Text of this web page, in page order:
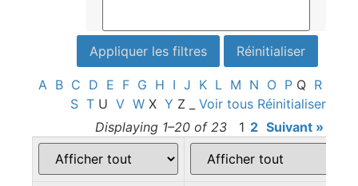
A B C D E F G H I J K L M N O P Q R
S T U V W X Y Z Voir tous Réinitialiser
Displaying 1–20 of 23
1 2 Suivant »